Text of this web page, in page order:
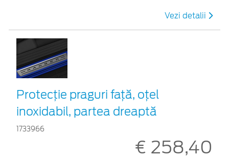
Vezi detalii
Protecţie praguri faţă, oţel
inoxidabil, partea dreaptă
1733966
€ 258,40